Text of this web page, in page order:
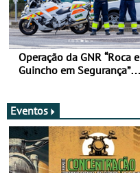
Operação da GNR “Roca e
Guincho em Segurança”
Eventos